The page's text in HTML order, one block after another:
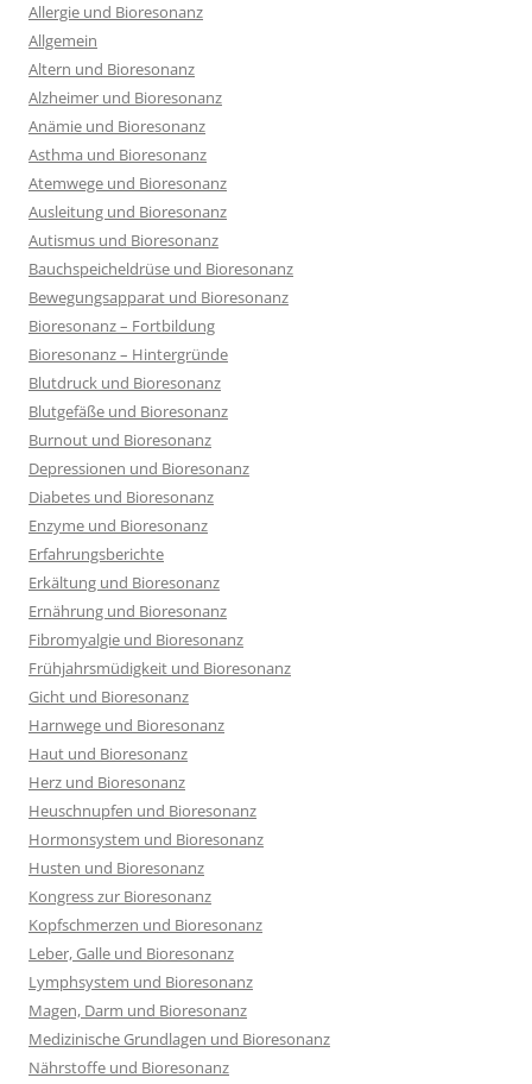
Allergie und Bioresonanz
Allgemein
Altern und Bioresonanz
Alzheimer und Bioresonanz
Anämie und Bioresonanz
Asthma und Bioresonanz
Atemwege und Bioresonanz
Ausleitung und Bioresonanz
Autismus und Bioresonanz
Bauchspeicheldrüse und Bioresonanz
Bewegungsapparat und Bioresonanz
Bioresonanz – Fortbildung
Bioresonanz – Hintergründe
Blutdruck und Bioresonanz
Blutgefäße und Bioresonanz
Burnout und Bioresonanz
Depressionen und Bioresonanz
Diabetes und Bioresonanz
Enzyme und Bioresonanz
Erfahrungsberichte
Erkältung und Bioresonanz
Ernährung und Bioresonanz
Fibromyalgie und Bioresonanz
Frühjahrsmüdigkeit und Bioresonanz
Gicht und Bioresonanz
Harnwege und Bioresonanz
Haut und Bioresonanz
Herz und Bioresonanz
Heuschnupfen und Bioresonanz
Hormonsystem und Bioresonanz
Husten und Bioresonanz
Kongress zur Bioresonanz
Kopfschmerzen und Bioresonanz
Leber, Galle und Bioresonanz
Lymphsystem und Bioresonanz
Magen, Darm und Bioresonanz
Medizinische Grundlagen und Bioresonanz
Nährstoffe und Bioresonanz